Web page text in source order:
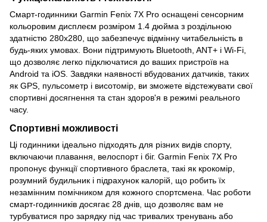
Смарт-годинники Garmin Fenix 7X Pro оснащені сенсорним
кольоровим дисплеєм розміром 1.4 дюйма з роздільною
здатністю 280x280, що забезпечує відмінну читабельність в
будь-яких умовах. Вони підтримують Bluetooth, ANT+ і Wi-Fi,
що дозволяє легко підключатися до ваших пристроїв на
Android та iOS. Завдяки наявності вбудованих датчиків, таких
як GPS, пульсометр і висотомір, ви зможете відстежувати свої
спортивні досягнення та стан здоров'я в режимі реального
часу.
Спортивні можливості
Ці годинники ідеально підходять для різних видів спорту,
включаючи плавання, велоспорт і біг. Garmin Fenix 7X Pro
пропонує функції спортивного браслета, такі як крокомір,
розумний будильник і підрахунок калорій, що робить їх
незамінним помічником для кожного спортсмена. Час роботи
смарт-годинників досягає 28 днів, що дозволяє вам не
турбуватися про зарядку під час тривалих тренувань або